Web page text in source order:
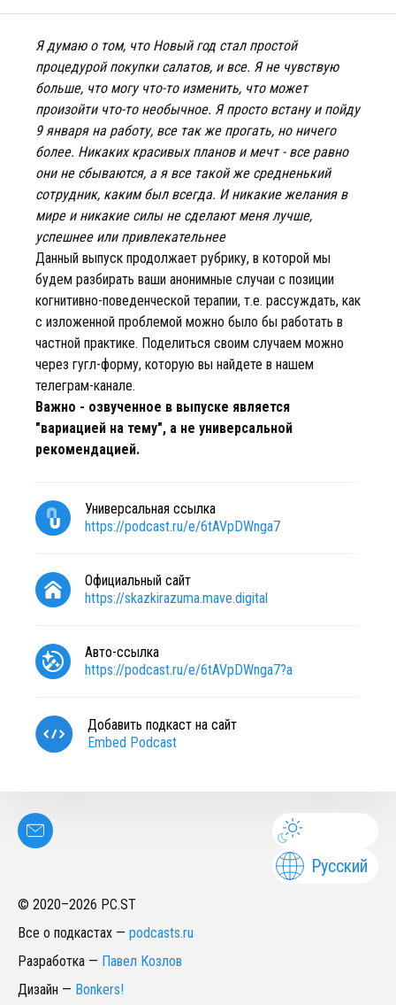
Я думаю о том, что Новый год стал простой
процедурой покупки салатов, и все. Я не чувствую
больше, что могу что-то изменить, что может
произойти что-то необычное. Я просто встану и пойду
9 января на работу, все так же прогать, но ничего
более. Никаких красивых планов и мечт - все равно
они не сбываются, а я все такой же средненький
сотрудник, каким был всегда. И никакие желания в
мире и никакие силы не сделают меня лучше,
успешнее или привлекательнее
Данный выпуск продолжает рубрику, в которой мы
будем разбирать ваши анонимные случаи с позиции
когнитивно-поведенческой терапии, т.е. рассуждать, как
с изложенной проблемой можно было бы работать в
частной практике. Поделиться своим случаем можно
через гугл-форму, которую вы найдете в нашем
телеграм-канале.
Важно - озвученное в выпуске является
"вариацией на тему", а не универсальной
рекомендацией.
Универсальная ссылка
https://podcast.ru/e/6tAVpDWnga7
Официальный сайт
https://skazkirazuma.mave.digital
Авто-ссылка
https://podcast.ru/e/6tAVpDWnga7?a
Добавить подкаст на сайт
Embed Podcast
Русский
© 2020–2026 PC.ST
Все о подкастах — podcasts.ru
Разработка — Павел Козлов
Дизайн — Bonkers!